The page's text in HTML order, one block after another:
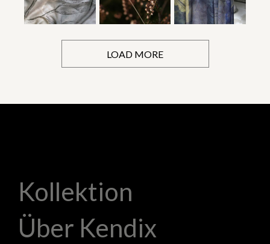
LOAD MORE
Kollektion
Über Kendix